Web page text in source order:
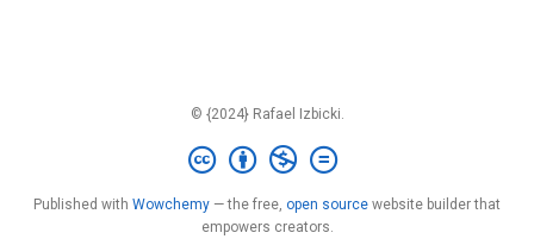
© {2024} Rafael Izbicki.
Published with Wowchemy — the free, open source website builder that
empowers creators.